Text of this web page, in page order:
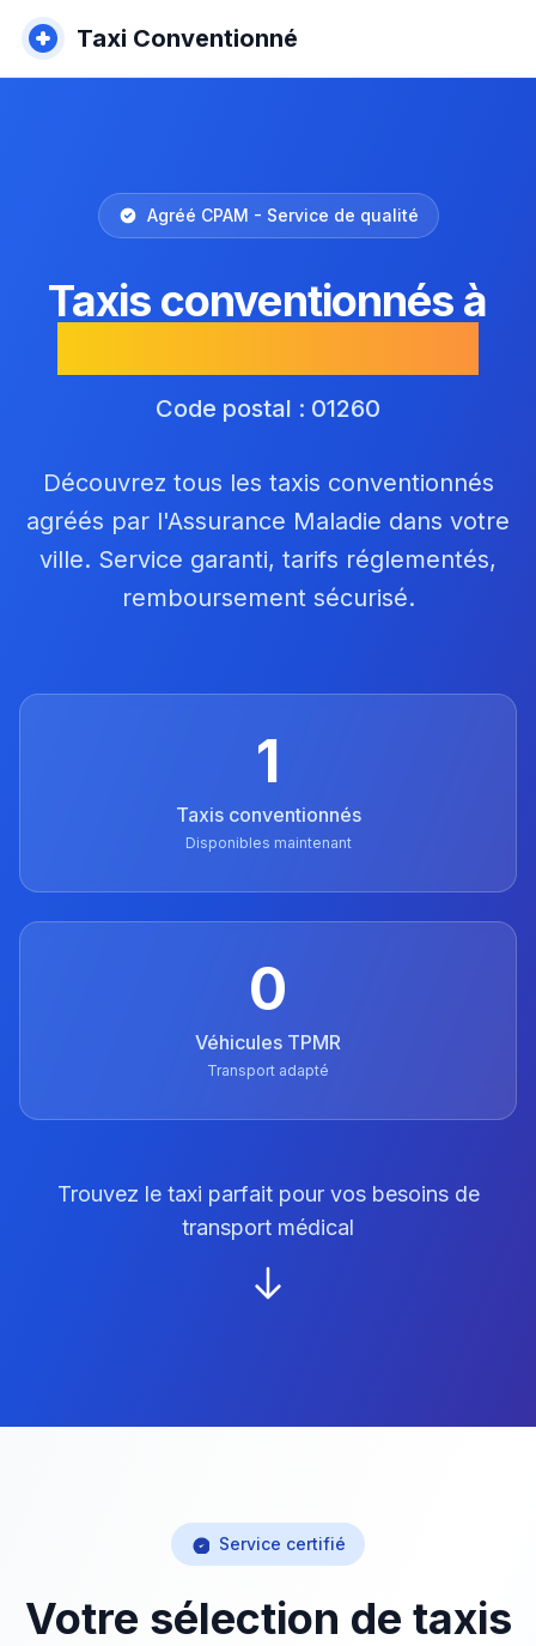
Taxi Conventionné
Agréé CPAM - Service de qualité
Taxis conventionnés à
Code postal : 01260
Découvrez tous les taxis conventionnés
agréés par l'Assurance Maladie dans votre
ville. Service garanti, tarifs réglementés,
remboursement sécurisé.
1
Taxis conventionnés
Disponibles maintenant
0
Véhicules TPMR
Transport adapté
Trouvez le taxi parfait pour vos besoins de
transport médical
Service certifié
Votre sélection de taxis